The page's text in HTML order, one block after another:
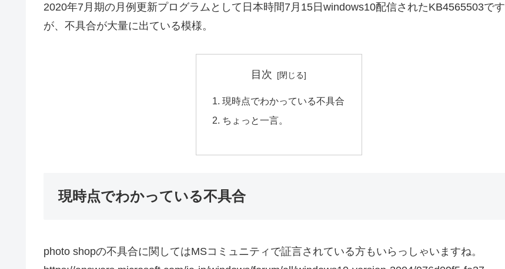
2020年7月期の月例更新プログラムとして日本時間7月15日windows10配信されたKB4565503です
が、不具合が大量に出ている模様。
目次
現時点でわかっている不具合
ちょっと一言。
現時点でわかっている不具合
photo shopの不具合に関してはMSコミュニティで証言されている方もいらっしゃいますね。